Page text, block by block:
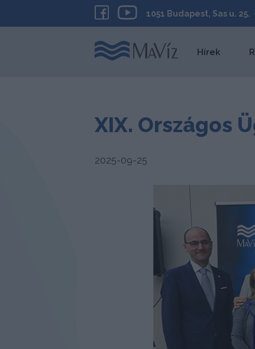
1051 Budapest, Sas u. 25.
Hírek
XIX. Országos
2025-09-25